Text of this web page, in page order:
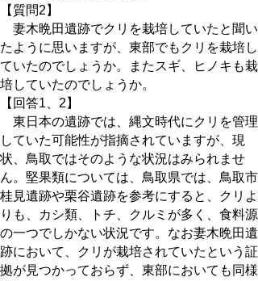
【質問2】
妻木晩田遺跡でクリを栽培していたと聞い
たように思いますが、東部でもクリを栽培し
ていたのでしょうか。またスギ、ヒノキも栽
培していたのでしょうか。
【回答1、2】
東日本の遺跡では、縄文時代にクリを管理
していた可能性が指摘されていますが、現
状、鳥取ではそのような状況はみられませ
ん。堅果類については、鳥取県では、鳥取市
桂見遺跡や栗谷遺跡を参考にすると、クリよ
りも、カシ類、トチ、クルミが多く、食料源
の一つでしかない状況です。なお妻木晩田遺
跡において、クリが栽培されていたという証
拠が見つかっておらず、東部においても同様